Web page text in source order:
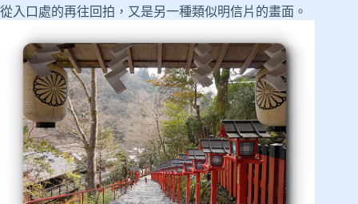
從入口處的再往回拍，又是另一種類似明信片的畫面。